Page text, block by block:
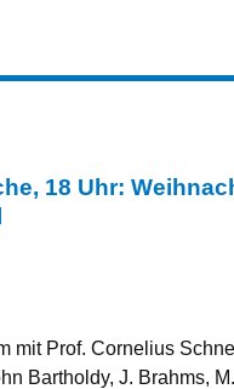
18 Uhr:
mit Prof. Cornelius
Bartholdy, J. Brahms,